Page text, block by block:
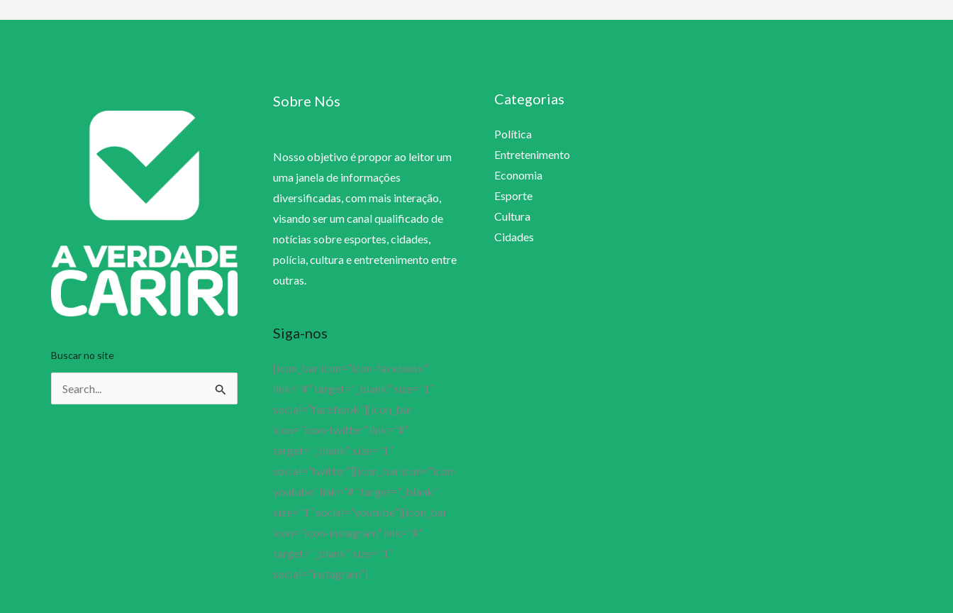
Buscar no site
Pesquisar
Sobre Nós
Nosso objetivo é propor ao leitor um
uma janela de informações
diversificadas, com mais interação,
visando ser um canal qualificado de
notícias sobre esportes, cidades,
polícia, cultura e entretenimento entre
outras.
Siga-nos
[icon_bar icon=”icon-facebook”
link=”#” target=”_blank” size=”1″
social=”facebook”][icon_bar
icon=”icon-twitter” link=”#”
target=”_blank” size=”1″
social=”twitter”][icon_bar icon=”icon-
youtube” link=”#” target=”_blank”
size=”1″ social=”youtube”][icon_bar
icon=”icon-instagram” link=”#”
target=”_blank” size=”1″
social=”instagram”]
Categorias
Política
Entretenimento
Economia
Esporte
Cultura
Cidades